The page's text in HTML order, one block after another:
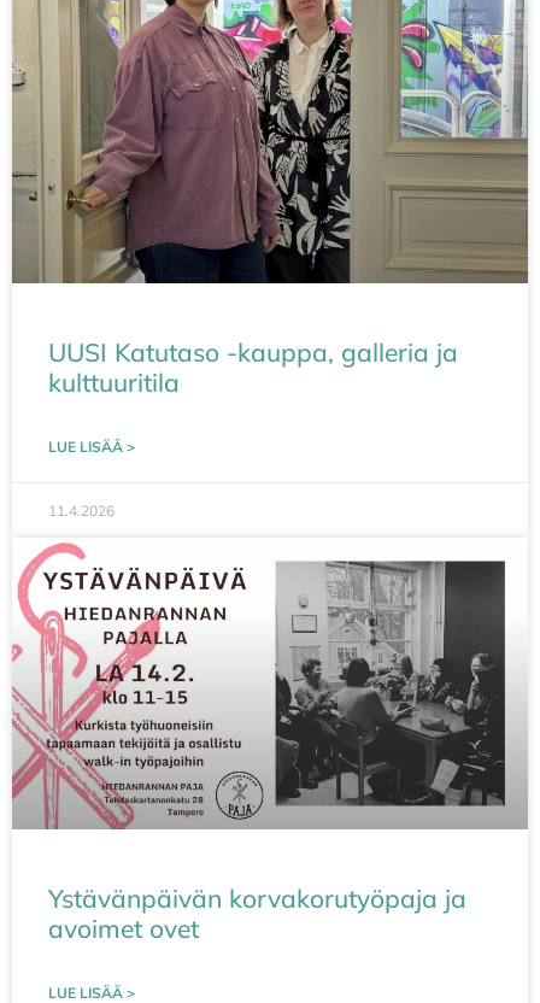
UUSI Katutaso -kauppa, galleria ja
kulttuuritila
LUE LISÄÄ >
11.4.2026
Ystävänpäivän korvakorutyöpaja ja
avoimet ovet
LUE LISÄÄ >